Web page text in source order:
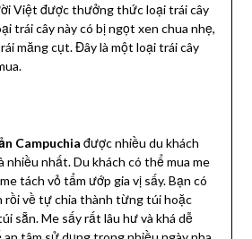
Việt được thưởng thức loại trái cây
trái cây này có bị ngọt xen chua nhẹ,
măng cụt. Đây là một loại trái cây
Campuchia được nhiều du khách
nhiều nhất. Du khách có thể mua me
tách vỏ tẩm ướp gia vị sấy. Bạn có
rồi về tự chia thành từng túi hoặc
sẵn. Me sấy rất lâu hư và khá dễ